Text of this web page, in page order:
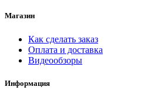
Магазин
Как сделать заказ
Оплата и доставка
Видеообзоры
Информация